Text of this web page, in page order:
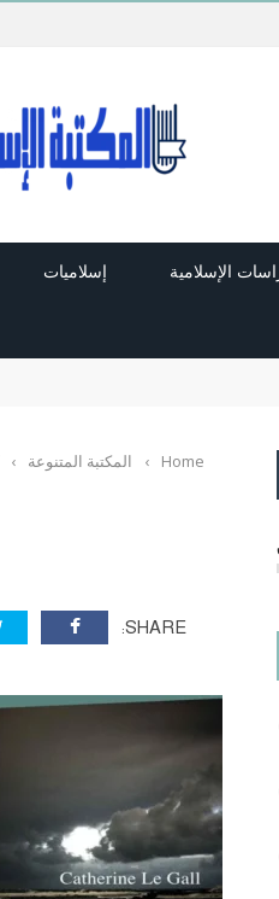
الإسلامية إسلاميات
Home
› المكتبة المتنوعة ›
SHARE: